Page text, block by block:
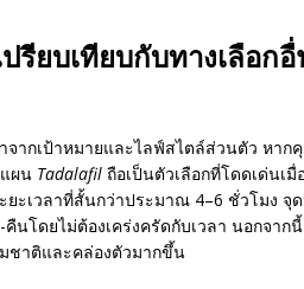
รียบเทียบกับทางเลือก
ากเป้าหมายและไลฟ์สไตล์ส่วนตัว หาก
ผน Tadalafil ถือเป็นตัวเลือกที่โดดเด่นเ
ยะเวลาที่สั้นกว่าประมาณ 4–6 ชั่วโมง จุ
โดยไม่ต้องเคร่งครัดกับเวลา นอกจาก
ชาติและคล่องตัวมากขึ้น